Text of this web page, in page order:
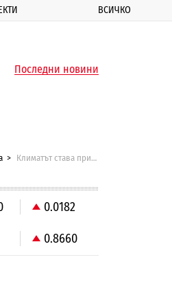
ВСИЧКО
Последни новини
Климатът става приоритет за бизнеса
0.0182
0.8660